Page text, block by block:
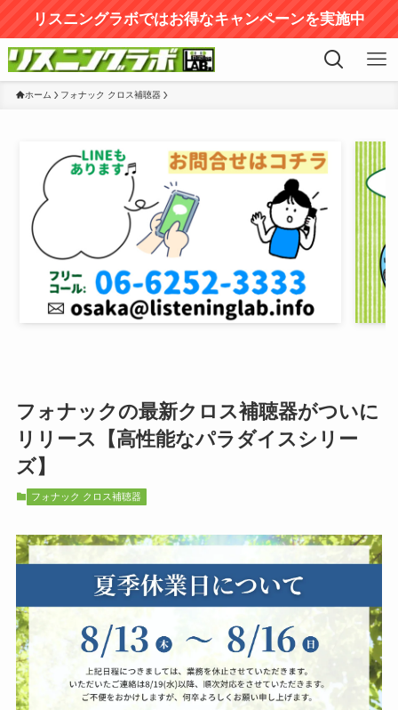
リスニングラボではお得なキャンペーンを実施中
ホーム フォナック クロス補聴器
フォナックの最新クロス補聴器がついに
リリース【高性能なパラダイスシリー
ズ】
フォナック クロス補聴器